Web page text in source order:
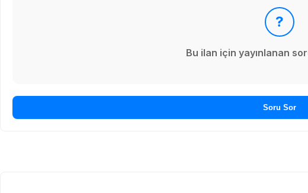
?
Bu ilan için yayınlanan
Soru Sor